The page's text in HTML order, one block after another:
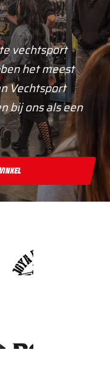
vechtsport
het meest
Vechtsport
bij ons als een